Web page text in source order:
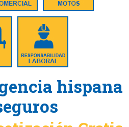
hispana